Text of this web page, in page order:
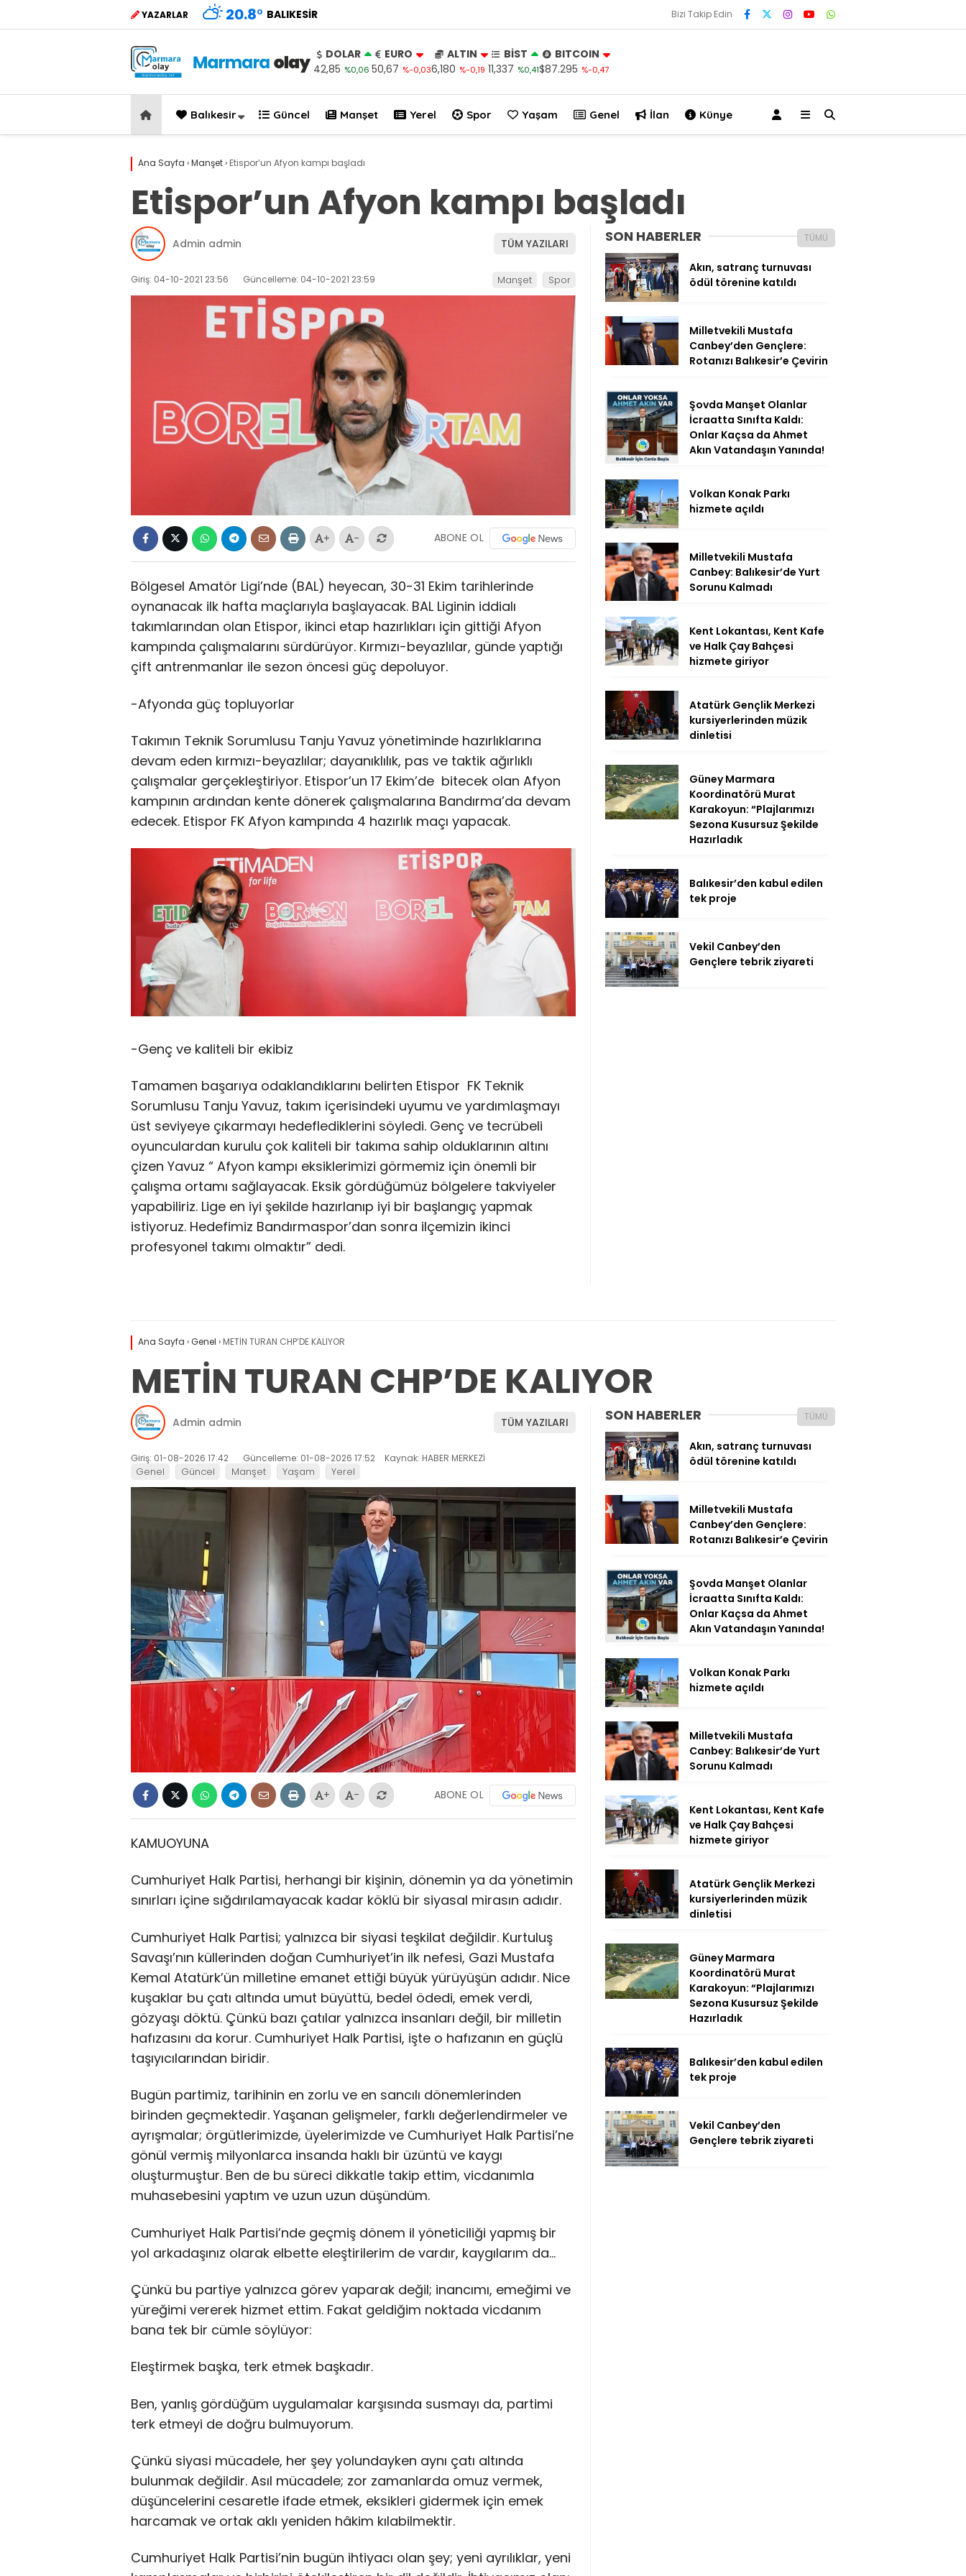
YAZARLAR 20.8° BALIKESIR Bizi Takip Edin
DOLAR
42,85 %0,06
EURO
50,67 %-0,03
ALTIN
6,180 %-0,19
BİST
11,337 %0,41
BITCOIN
$87.295 %-0,47
Balıkesir Güncel Manşet Yerel Spor Yaşam Genel İlan Künye
Ana Sayfa ›Manşet› Etispor’un Afyon kampı başladı
Etispor’un Afyon kampı başladı
Admin admin TÜM YAZILARI
Giriş: 04-10-2021 23:56 Güncelleme: 04-10-2021 23:59 Manşet Spor
+ - ABONE OL
Bölgesel Amatör Ligi’nde (BAL) heyecan, 30-31 Ekim tarihlerinde
oynanacak ilk hafta maçlarıyla başlayacak. BAL Liginin iddialı
takımlarından olan Etispor, ikinci etap hazırlıkları için gittiği Afyon
kampında çalışmalarını sürdürüyor. Kırmızı-beyazlılar, günde yaptığı
çift antrenmanlar ile sezon öncesi güç depoluyor.
-Afyonda güç topluyorlar
Takımın Teknik Sorumlusu Tanju Yavuz yönetiminde hazırlıklarına
devam eden kırmızı-beyazlılar; dayanıklılık, pas ve taktik ağırlıklı
çalışmalar gerçekleştiriyor. Etispor’un 17 Ekim’de bitecek olan Afyon
kampının ardından kente dönerek çalışmalarına Bandırma’da devam
edecek. Etispor FK Afyon kampında 4 hazırlık maçı yapacak.
-Genç ve kaliteli bir ekibiz
Tamamen başarıya odaklandıklarını belirten Etispor FK Teknik
Sorumlusu Tanju Yavuz, takım içerisindeki uyumu ve yardımlaşmayı
üst seviyeye çıkarmayı hedeflediklerini söyledi. Genç ve tecrübeli
oyunculardan kurulu çok kaliteli bir takıma sahip olduklarının altını
çizen Yavuz “ Afyon kampı eksiklerimizi görmemiz için önemli bir
çalışma ortamı sağlayacak. Eksik gördüğümüz bölgelere takviyeler
yapabiliriz. Lige en iyi şekilde hazırlanıp iyi bir başlangıç yapmak
istiyoruz. Hedefimiz Bandırmaspor’dan sonra ilçemizin ikinci
profesyonel takımı olmaktır” dedi.
SON HABERLER TÜMÜ
Akın, satranç turnuvası
ödül törenine katıldı
Milletvekili Mustafa
Canbey’den Gençlere:
Rotanızı Balıkesir’e Çevirin
Şovda Manşet Olanlar
İcraatta Sınıfta Kaldı:
Onlar Kaçsa da Ahmet
Akın Vatandaşın Yanında!
Volkan Konak Parkı
hizmete açıldı
Milletvekili Mustafa
Canbey: Balıkesir’de Yurt
Sorunu Kalmadı
Kent Lokantası, Kent Kafe
ve Halk Çay Bahçesi
hizmete giriyor
Atatürk Gençlik Merkezi
kursiyerlerinden müzik
dinletisi
Güney Marmara
Koordinatörü Murat
Karakoyun: “Plajlarımızı
Sezona Kusursuz Şekilde
Hazırladık
Balıkesir’den kabul edilen
tek proje
Vekil Canbey’den
Gençlere tebrik ziyareti
Ana Sayfa ›Genel › METİN TURAN CHP’DE KALIYOR
METİN TURAN CHP’DE KALIYOR
Admin admin TÜM YAZILARI
Giriş: 01-08-2026 17:42 Güncelleme: 01-08-2026 17:52 Kaynak: HABER MERKEZİ
Genel Güncel Manşet Yaşam Yerel
+ - ABONE OL
KAMUOYUNA
Cumhuriyet Halk Partisi, herhangi bir kişinin, dönemin ya da yönetimin
sınırları içine sığdırılamayacak kadar köklü bir siyasal mirasın adıdır.
Cumhuriyet Halk Partisi; yalnızca bir siyasi teşkilat değildir. Kurtuluş
Savaşı’nın küllerinden doğan Cumhuriyet’in ilk nefesi, Gazi Mustafa
Kemal Atatürk’ün milletine emanet ettiği büyük yürüyüşün adıdır. Nice
kuşaklar bu çatı altında umut büyüttü, bedel ödedi, emek verdi,
gözyaşı döktü. Çünkü bazı çatılar yalnızca insanları değil, bir milletin
hafızasını da korur. Cumhuriyet Halk Partisi, işte o hafızanın en güçlü
taşıyıcılarından biridir.
Bugün partimiz, tarihinin en zorlu ve en sancılı dönemlerinden
birinden geçmektedir. Yaşanan gelişmeler, farklı değerlendirmeler ve
ayrışmalar; örgütlerimizde, üyelerimizde ve Cumhuriyet Halk Partisi’ne
gönül vermiş milyonlarca insanda haklı bir üzüntü ve kaygı
oluşturmuştur. Ben de bu süreci dikkatle takip ettim, vicdanımla
muhasebesini yaptım ve uzun uzun düşündüm.
Cumhuriyet Halk Partisi’nde geçmiş dönem il yöneticiliği yapmış bir
yol arkadaşınız olarak elbette eleştirilerim de vardır, kaygılarım da…
Çünkü bu partiye yalnızca görev yaparak değil; inancımı, emeğimi ve
yüreğimi vererek hizmet ettim. Fakat geldiğim noktada vicdanım
bana tek bir cümle söylüyor:
Eleştirmek başka, terk etmek başkadır.
Ben, yanlış gördüğüm uygulamalar karşısında susmayı da, partimi
terk etmeyi de doğru bulmuyorum.
Çünkü siyasi mücadele, her şey yolundayken aynı çatı altında
bulunmak değildir. Asıl mücadele; zor zamanlarda omuz vermek,
düşüncelerini cesaretle ifade etmek, eksikleri gidermek için emek
harcamak ve ortak aklı yeniden hâkim kılabilmektir.
Cumhuriyet Halk Partisi’nin bugün ihtiyacı olan şey; yeni ayrılıklar, yeni
SON HABERLER TÜMÜ
Akın, satranç turnuvası
ödül törenine katıldı
Milletvekili Mustafa
Canbey’den Gençlere:
Rotanızı Balıkesir’e Çevirin
Şovda Manşet Olanlar
İcraatta Sınıfta Kaldı:
Onlar Kaçsa da Ahmet
Akın Vatandaşın Yanında!
Volkan Konak Parkı
hizmete açıldı
Milletvekili Mustafa
Canbey: Balıkesir’de Yurt
Sorunu Kalmadı
Kent Lokantası, Kent Kafe
ve Halk Çay Bahçesi
hizmete giriyor
Atatürk Gençlik Merkezi
kursiyerlerinden müzik
dinletisi
Güney Marmara
Koordinatörü Murat
Karakoyun: “Plajlarımızı
Sezona Kusursuz Şekilde
Hazırladık
Balıkesir’den kabul edilen
tek proje
Vekil Canbey’den
Gençlere tebrik ziyareti